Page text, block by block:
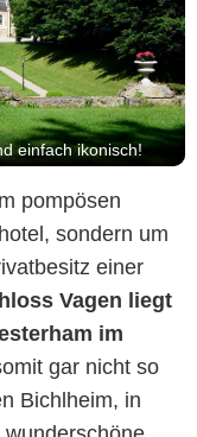
einfach ikonisch!
pompösen
sondern um
einer
Vagen liegt
im
gar nicht so
Bichlheim, in